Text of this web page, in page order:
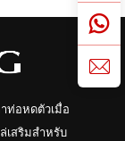
ท่อหดตัวเมื่อ
เสริมสำหรับ